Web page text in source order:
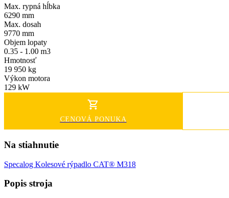
Max. rypná hĺbka
6290 mm
Max. dosah
9770 mm
Objem lopaty
0.35 - 1.00 m3
Hmotnosť
19 950 kg
Výkon motora
129 kW
CENOVÁ PONUKA
Na stiahnutie
Specalog Kolesové rýpadlo CAT® M318
Popis stroja